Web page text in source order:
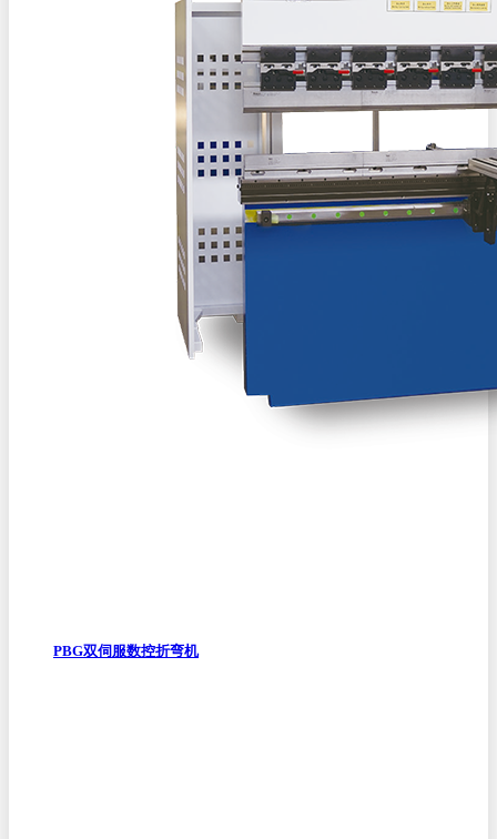
PBG双伺服数控折弯机